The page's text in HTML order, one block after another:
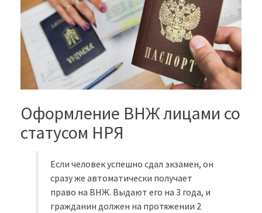
Оформление ВНЖ лицами со
статусом НРЯ
Если человек успешно сдал экзамен, он
сразу же автоматически получает
право на ВНЖ. Выдают его на 3 года, и
гражданин должен на протяжении 2